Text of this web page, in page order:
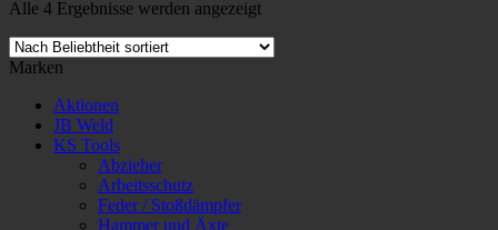
Alle 4 Ergebnisse werden angezeigtNach
sortiert
Marken
Aktionen
JB Weld
KS Tools
Abzieher
Arbeitsschutz
Feder / Stoßdämpfer
Hammer und Äxte